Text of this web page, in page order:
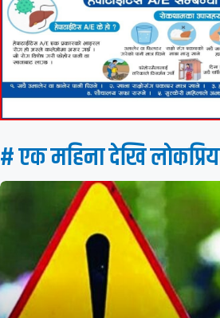
# एक महिना देखि लाेकप्रिय